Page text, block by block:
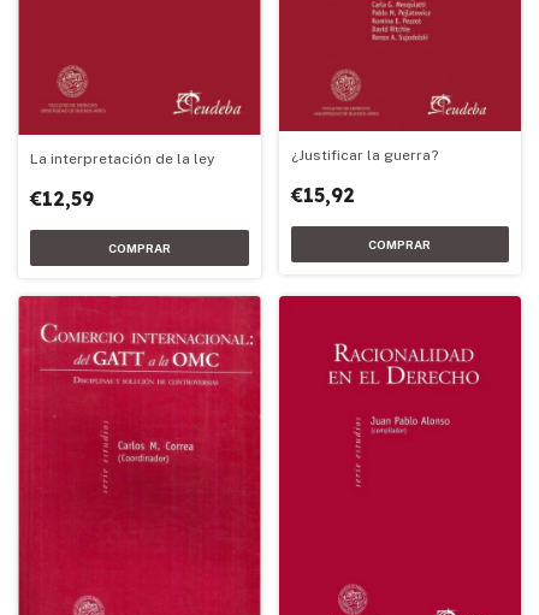
La interpretación de la ley
€12,59
¿Justificar la guerra?
€15,92